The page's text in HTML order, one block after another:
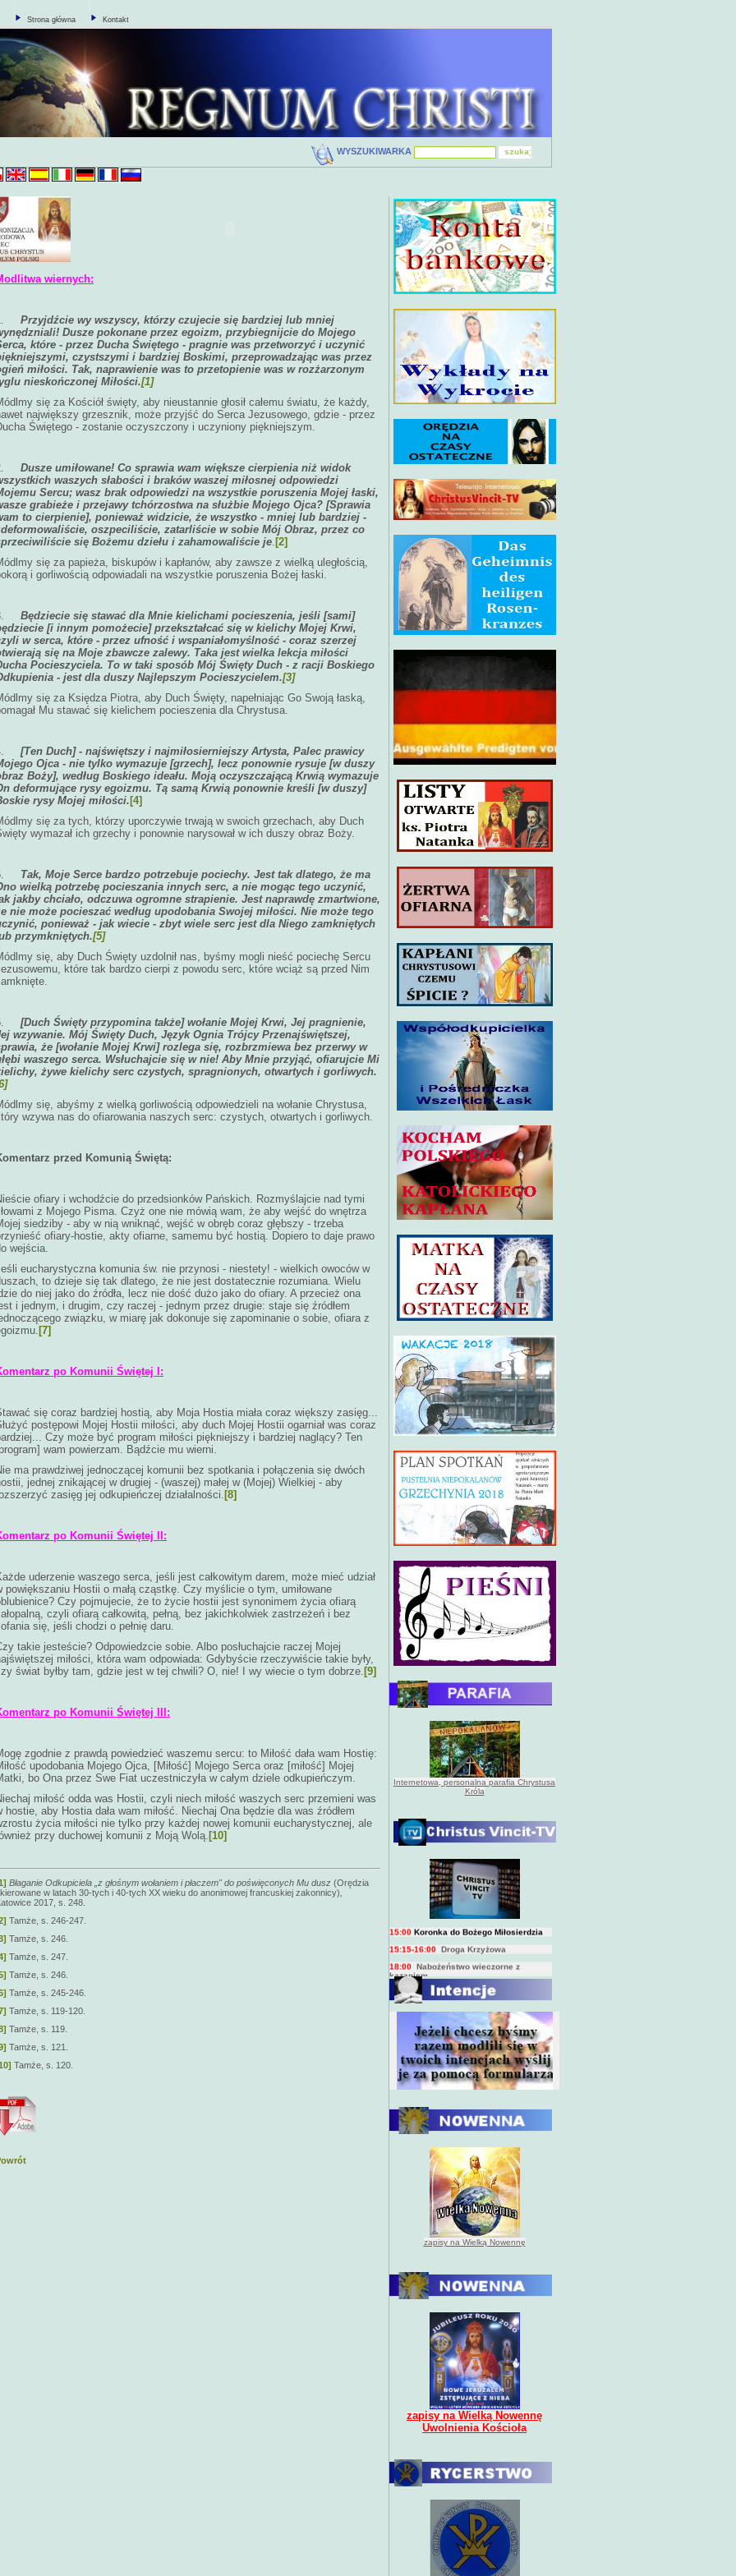
Strona główna Kontakt
WYSZUKIWARKA
wiernych:
Przyjdźcie wy wszyscy, którzy czujecie się bardziej lub mniej
Dusze pokonane przez egoizm, przybiegnijcie do Mojego
które - przez Ducha Świętego - pragnie was przetworzyć i uczynić
czystszymi i bardziej Boskimi, przeprowadzając was przez
miłości. Tak, naprawienie was to przetopienie was w rozżarzonym
nieskończonej Miłości.[1]
się za Kościół święty, aby nieustannie głosił całemu światu, że każdy,
największy grzesznik, może przyjść do Serca Jezusowego, gdzie - przez
Świętego - zostanie oczyszczony i uczyniony piękniejszym.
Dusze umiłowane! Co sprawia wam większe cierpienia niż widok
waszych słabości i braków waszej miłosnej odpowiedzi
Sercu; wasz brak odpowiedzi na wszystkie poruszenia Mojej łaski,
grabieże i przejawy tchórzostwa na służbie Mojego Ojca? [Sprawia
to cierpienie], ponieważ widzicie, że wszystko - mniej lub bardziej -
oszpeciliście, zatarliście w sobie Mój Obraz, przez co
się Bożemu dziełu i zahamowaliście je. [2]
się za papieża, biskupów i kapłanów, aby zawsze z wielką uległością,
i gorliwością odpowiadali na wszystkie poruszenia Bożej łaski.
Będziecie się stawać dla Mnie kielichami pocieszenia, jeśli [sami]
[i innym pomożecie] przekształcać się w kielichy Mojej Krwi,
w serca, które - przez ufność i wspaniałomyślność - coraz szerzej
się na Moje zbawcze zalewy. Taka jest wielka lekcja miłości
Pocieszyciela. To w taki sposób Mój Święty Duch - z racji Boskiego
- jest dla duszy Najlepszym Pocieszycielem.[3]
się za Księdza Piotra, aby Duch Święty, napełniając Go Swoją łaską,
Mu stawać się kielichem pocieszenia dla Chrystusa.
[Ten Duch] - najświętszy i najmiłosierniejszy Artysta, Palec prawicy
Ojca - nie tylko wymazuje [grzech], lecz ponownie rysuje [w duszy
Boży], według Boskiego ideału. Moją oczyszczającą Krwią wymazuje
deformujące rysy egoizmu. Tą samą Krwią ponownie kreśli [w duszy]
rysy Mojej miłości. [4]
się za tych, którzy uporczywie trwają w swoich grzechach, aby Duch
wymazał ich grzechy i ponownie narysował w ich duszy obraz Boży.
Tak, Moje Serce bardzo potrzebuje pociechy. Jest tak dlatego, że ma
wielką potrzebę pocieszania innych serc, a nie mogąc tego uczynić,
jakby chciało, odczuwa ogromne strapienie. Jest naprawdę zmartwione,
nie może pocieszać według upodobania Swojej miłości. Nie może tego
ponieważ - jak wiecie - zbyt wiele serc jest dla Niego zamkniętych
przymkniętych.[5]
się, aby Duch Święty uzdolnił nas, byśmy mogli nieść pociechę Sercu
które tak bardzo cierpi z powodu serc, które wciąż są przed Nim
[Duch Święty przypomina także] wołanie Mojej Krwi, Jej pragnienie,
wzywanie. Mój Święty Duch, Język Ognia Trójcy Przenajświętszej,
że [wołanie Mojej Krwi] rozlega się, rozbrzmiewa bez przerwy w
waszego serca. Wsłuchajcie się w nie! Aby Mnie przyjąć, ofiarujcie Mi
żywe kielichy serc czystych, spragnionych, otwartych i gorliwych.
się, abyśmy z wielką gorliwością odpowiedzieli na wołanie Chrystusa,
wzywa nas do ofiarowania naszych serc: czystych, otwartych i gorliwych.
przed Komunią Świętą:
ofiary i wchodźcie do przedsionków Pańskich. Rozmyślajcie nad tymi
z Mojego Pisma. Czyż one nie mówią wam, że aby wejść do wnętrza
siedziby - aby w nią wniknąć, wejść w obręb coraz głębszy - trzeba
ofiary-hostie, akty ofiarne, samemu być hostią. Dopiero to daje prawo
wejścia.
eucharystyczna komunia św. nie przynosi - niestety! - wielkich owoców w
to dzieje się tak dlatego, że nie jest dostatecznie rozumiana. Wielu
do niej jako do źródła, lecz nie dość dużo jako do ofiary. A przecież ona
i jednym, i drugim, czy raczej - jednym przez drugie: staje się źródłem
związku, w miarę jak dokonuje się zapominanie o sobie, ofiara z
[7]
po Komunii Świętej I:
się coraz bardziej hostią, aby Moja Hostia miała coraz większy zasięg...
postępowi Mojej Hostii miłości, aby duch Mojej Hostii ogarniał was coraz
Czy może być program miłości piękniejszy i bardziej naglący? Ten
wam powierzam. Bądźcie mu wierni.
ma prawdziwej jednoczącej komunii bez spotkania i połączenia się dwóch
jednej znikającej w drugiej - (waszej) małej w (Mojej) Wielkiej - aby
zasięg jej odkupieńczej działalności. [8]
po Komunii Świętej II:
uderzenie waszego serca, jeśli jest całkowitym darem, może mieć udział
powiększaniu Hostii o małą cząstkę. Czy myślicie o tym, umiłowane
Czy pojmujecie, że to życie hostii jest synonimem życia ofiarą
czyli ofiarą całkowitą, pełną, bez jakichkolwiek zastrzeżeń i bez
się, jeśli chodzi o pełnię daru.
takie jesteście? Odpowiedzcie sobie. Albo posłuchajcie raczej Mojej
miłości, która wam odpowiada: Gdybyście rzeczywiście takie były,
świat byłby tam, gdzie jest w tej chwili? O, nie! I wy wiecie o tym dobrze.[9]
po Komunii Świętej III:
zgodnie z prawdą powiedzieć waszemu sercu: to Miłość dała wam Hostię:
upodobania Mojego Ojca, [Miłość] Mojego Serca oraz [miłość] Mojej
bo Ona przez Swe Fiat uczestniczyła w całym dziele odkupieńczym.
miłość odda was Hostii, czyli niech miłość waszych serc przemieni was
hostie, aby Hostia dała wam miłość. Niechaj Ona będzie dla was źródłem
życia miłości nie tylko przy każdej nowej komunii eucharystycznej, ale
przy duchowej komunii z Moją Wolą. [10]
Błaganie Odkupiciela „z głośnym wołaniem i płaczem" do poświęconych Mu dusz (Orędzia
w latach 30-tych i 40-tych XX wieku do anonimowej francuskiej zakonnicy)
2017, s. 248.
Tamże, s. 246-247.
Tamże, s. 246.
Tamże, s. 247.
Tamże, s. 246.
Tamże, s. 245-246.
Tamże, s. 119-120.
Tamże, s. 119.
Tamże, s. 121.
Tamże, s. 120.
Internetowa, personalna parafia Chrystusa
Króla
BIEŻĄCY PROGRAM TRANSMISJI
BEZPOŚREDNICH(na żywo)
Msza święta
Koronka do Bożego Miłosierdzia
15:15-16:00 Droga Krzyżowa
18:00 Nabożeństwo wieczorne z
kazaniem
10:00
Niedzielna Msza święta w miarę
możliwości ks. Piotra
zapisy na Wielką Nowennę
zapisy na Wielką Nowennę
Uwolnienia Kościoła